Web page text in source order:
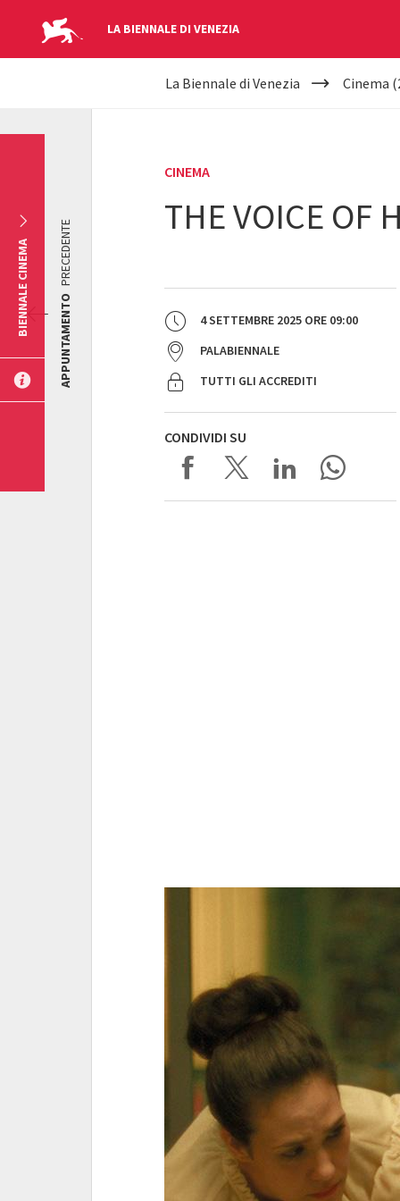
LA BIENNALE DI VENEZIA
YOUR
La Biennale di Venezia Cinema
CINEMA
THE VOICE OF
4 SETTEMBRE 2025 ORE 09:00
PALABIENNALE
TUTTI GLI ACCREDITI
CONDIVIDI SU
APPUNTAMENTO
PRECEDENTE
BIENNALE CINEMA